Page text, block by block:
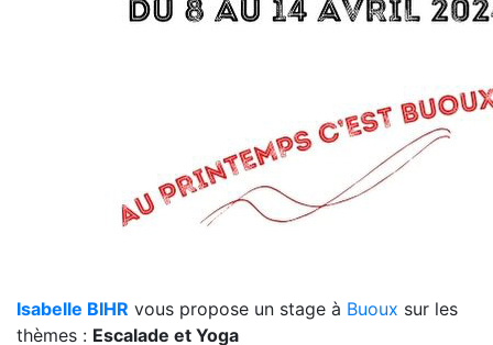
Isabelle BIHR vous propose un stage à Buoux sur les
thèmes : Escalade et Yoga